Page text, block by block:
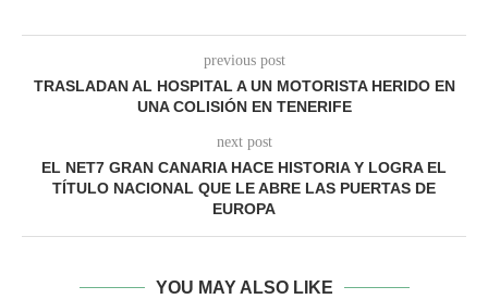
previous post
TRASLADAN AL HOSPITAL A UN MOTORISTA HERIDO EN
UNA COLISIÓN EN TENERIFE
next post
EL NET7 GRAN CANARIA HACE HISTORIA Y LOGRA EL
TÍTULO NACIONAL QUE LE ABRE LAS PUERTAS DE
EUROPA
YOU MAY ALSO LIKE